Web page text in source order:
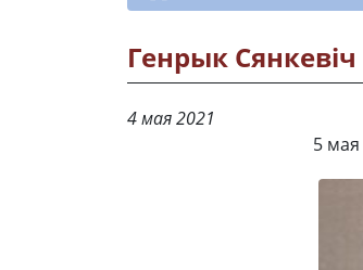
Генрык Сянкевіч
4 мая 2021
5 мая